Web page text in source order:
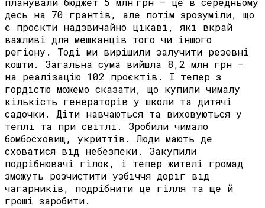
десь на 70 грантів, але потім зрозуміли, що
є проєкти надзвичайно цікаві, які вкрай
важливі для мешканців того чи іншого
регіону. Тоді ми вирішили залучити резевні
кошти. Загальна сума вийшла 8,2 млн грн –
на реалізацію 102 проєктів. І тепер з
гордістю можемо сказати, що купили чималу
кількість генераторів у школи та дитячі
садочки. Діти навчаються та виховуються у
теплі та при світлі. Зробили чимало
бомбосховищ, укриттів. Люди мають де
сховатися від небезпеки. Закупили
подрібнювачі гілок, і тепер жителі громад
зможуть розчистити узбіччя доріг від
чагарників, подрібнити це гілля та ще й
гроші заробити.